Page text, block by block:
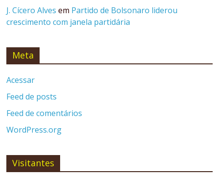
J. Cícero Alves em Partido de Bolsonaro liderou
crescimento com janela partidária
Meta
Acessar
Feed de posts
Feed de comentários
WordPress.org
Visitantes